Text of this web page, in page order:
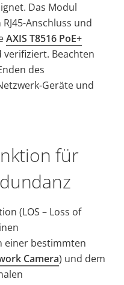
Das Modul
Anschluss und
AXIS T8516 PoE+
verifiziert. Beachten
des
Geräte und
für
(LOS – Loss of
einer bestimmten
Camera) und dem